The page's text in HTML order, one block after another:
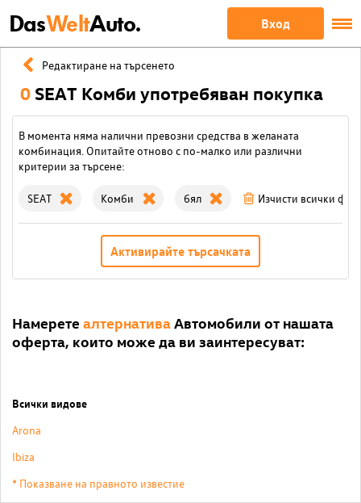
DasWeltAuto. Вход
Редактиране на търсенето
0 SEAT Комби употребяван покупка
В момента няма налични превозни средства в желаната
комбинация. Опитайте отново с по-малко или различни
критерии за търсене:
SEAT Комби бял Изчисти всички
Активирайте търсачката
Намерете алтернативаАвтомобили от нашата
оферта, които може да ви заинтересуват:
Всички видове
Arona
Ibiza
* Показване на правното известие